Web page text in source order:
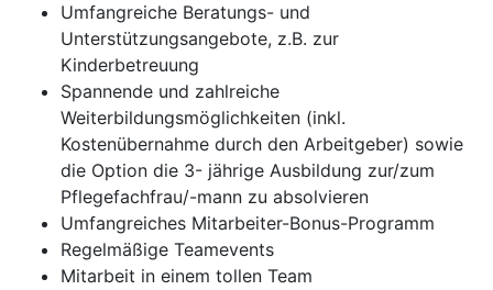
Umfangreiche Beratungs- und
Unterstützungsangebote, z.B. zur
Kinderbetreuung
Spannende und zahlreiche
Weiterbildungsmöglichkeiten (inkl.
Kostenübernahme durch den Arbeitgeber) sowie
die Option die 3- jährige Ausbildung zur/zum
Pflegefachfrau/-mann zu absolvieren
Umfangreiches Mitarbeiter-Bonus-Programm
Regelmäßige Teamevents
Mitarbeit in einem tollen Team